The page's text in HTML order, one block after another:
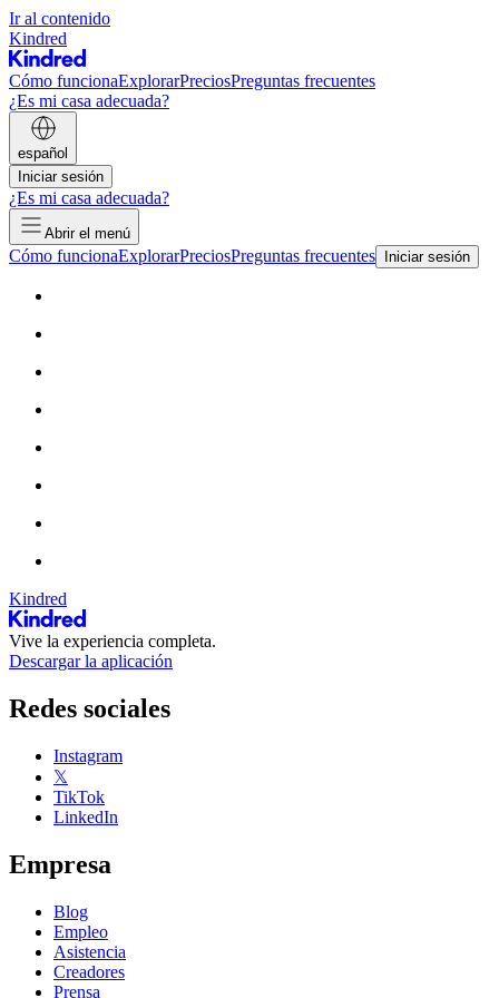
Ir al contenido
Kindred
Cómo funcionaExplorarPreciosPreguntas frecuentes
¿Es mi casa adecuada?
español
Iniciar sesión
¿Es mi casa adecuada?
Abrir el menú
Cómo funcionaExplorarPreciosPreguntas frecuentes Iniciar sesión
Kindred
Vive la experiencia completa.
Descargar la aplicación
Redes sociales
Instagram
𝕏
TikTok
LinkedIn
Empresa
Blog
Empleo
Asistencia
Creadores
Prensa